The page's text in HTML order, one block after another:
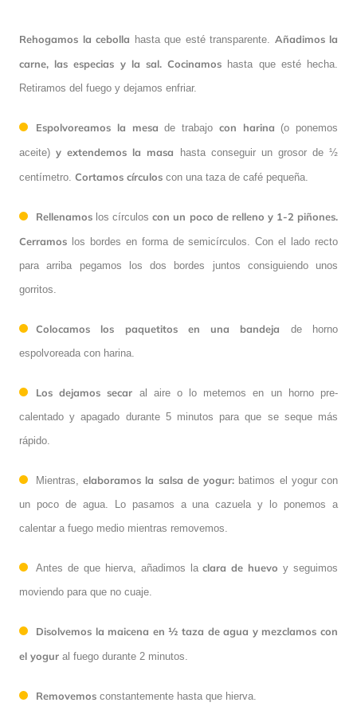
Rehogamos la cebolla hasta que esté transparente. Añadimos la
carne, las especias y la sal. Cocinamos hasta que esté hecha.
Retiramos del fuego y dejamos enfriar.
Espolvoreamos la mesade trabajo con harina (o ponemos
aceite)y extendemos la masa hasta conseguir un grosor de ½
centímetro. Cortamos círculos con una taza de café pequeña.
Rellenamos los círculoscon un poco de relleno y 1-2 piñones.
Cerramos los bordes en forma de semicírculos. Con el lado recto
para arriba pegamos los dos bordes juntos consiguiendo unos
gorritos.
Colocamos los paquetitos en una bandeja de horno
espolvoreada con harina.
Los dejamos secar al aire o lo metemos en un horno pre-
calentado y apagado durante 5 minutos para que se seque más
rápido.
Mientras,elaboramos la salsa de yogur: batimos el yogur con
un poco de agua. Lo pasamos a una cazuela y lo ponemos a
calentar a fuego medio mientras removemos.
Antes de que hierva, añadimos laclara de huevo y seguimos
moviendo para que no cuaje.
Disolvemos la maicena en ½ taza de agua y mezclamos con
el yogur al fuego durante 2 minutos.
Removemos constantemente hasta que hierva.